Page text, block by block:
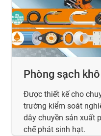
Phòng sạch khô
Được thiết kế cho
trường kiểm soát
dây chuyền sản xuất
chế phát sinh hạt.